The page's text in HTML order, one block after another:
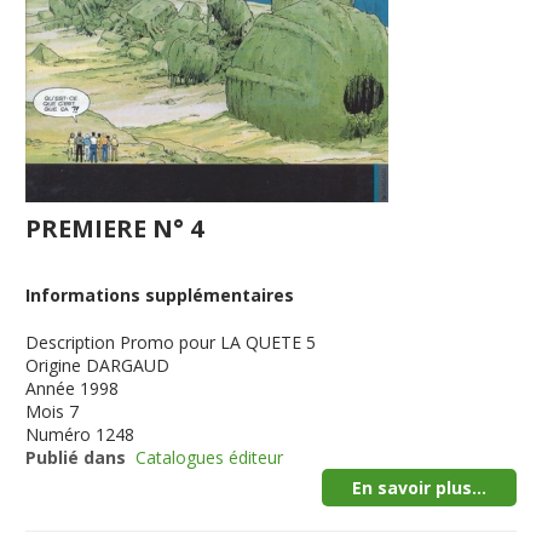
PREMIERE N° 4
Informations supplémentaires
Description Promo pour LA QUETE 5
Origine DARGAUD
Année 1998
Mois 7
Numéro 1248
Publié dans Catalogues éditeur
En savoir plus...